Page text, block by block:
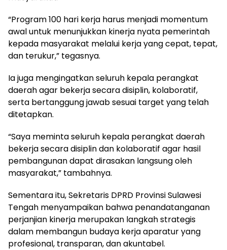
“Program 100 hari kerja harus menjadi momentum
awal untuk menunjukkan kinerja nyata pemerintah
kepada masyarakat melalui kerja yang cepat, tepat,
dan terukur,” tegasnya.
Ia juga mengingatkan seluruh kepala perangkat
daerah agar bekerja secara disiplin, kolaboratif,
serta bertanggung jawab sesuai target yang telah
ditetapkan.
“Saya meminta seluruh kepala perangkat daerah
bekerja secara disiplin dan kolaboratif agar hasil
pembangunan dapat dirasakan langsung oleh
masyarakat,” tambahnya.
Sementara itu, Sekretaris DPRD Provinsi Sulawesi
Tengah menyampaikan bahwa penandatanganan
perjanjian kinerja merupakan langkah strategis
dalam membangun budaya kerja aparatur yang
profesional, transparan, dan akuntabel.